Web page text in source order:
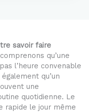
t
o
f
5
savoir faire
qu’une
l’heure convenable
qu’un
une
quotidienne. Le
rapide le jour même